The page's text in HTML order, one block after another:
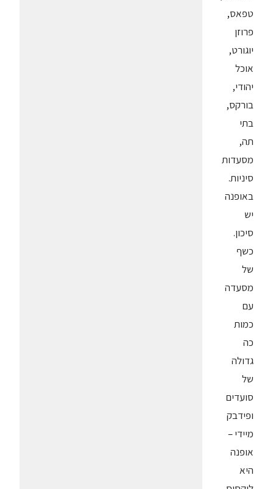
טפאס,
פרוזן
יוגורט,
אוכל
יהודי,
בורקס,
בתי
תה,
מסעדות
סיניות.
באופנה
יש
סיכון.
כשף
של
מסעדה
עם
כמות
כה
גדולה
של
סועדים
ופידבק
מיידי –
אופנה
היא